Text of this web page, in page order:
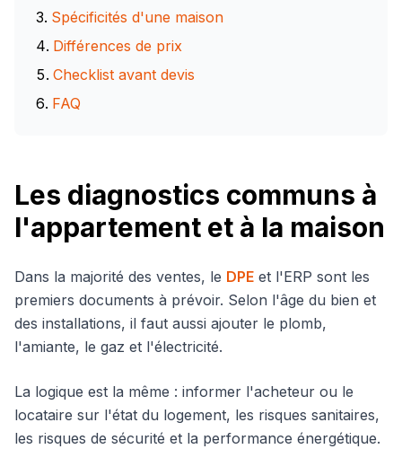
Spécificités d'une maison
Différences de prix
Checklist avant devis
FAQ
Les diagnostics communs à
l'appartement et à la maison
Dans la majorité des ventes, le DPE et l'ERP sont les
premiers documents à prévoir. Selon l'âge du bien et
des installations, il faut aussi ajouter le plomb,
l'amiante, le gaz et l'électricité.
La logique est la même : informer l'acheteur ou le
locataire sur l'état du logement, les risques sanitaires,
les risques de sécurité et la performance énergétique.